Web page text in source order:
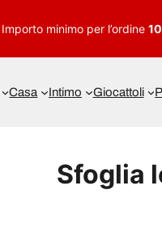
Importo minimo per l’ordine
Casa Intimo Giocattoli
Sfoglia